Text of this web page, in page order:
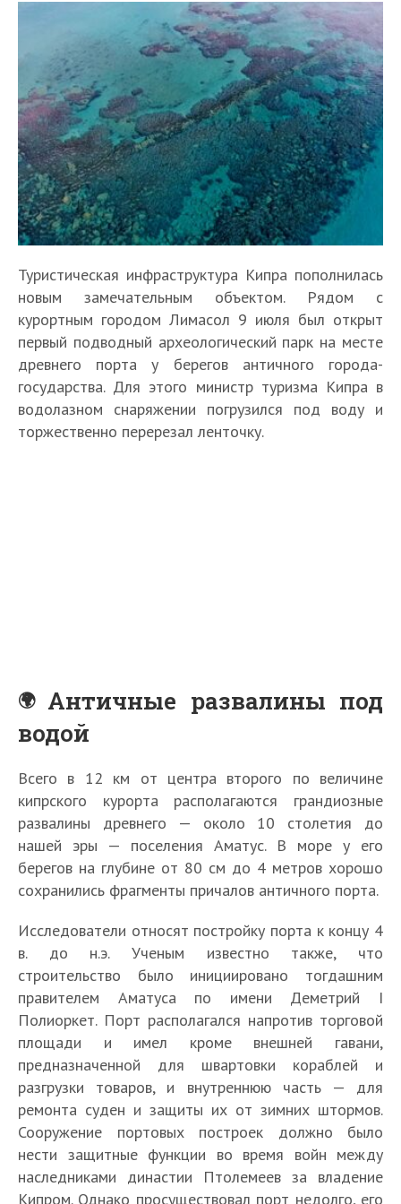
Туристическая инфраструктура Кипра пополнилась
новым замечательным объектом. Рядом с
курортным городом Лимасол 9 июля был открыт
первый подводный археологический парк на месте
древнего порта у берегов античного города-
государства. Для этого министр туризма Кипра в
водолазном снаряжении погрузился под воду и
торжественно перерезал ленточку.
Античные развалины под
водой
Всего в 12 км от центра второго по величине
кипрского курорта располагаются грандиозные
развалины древнего — около 10 столетия до
нашей эры — поселения Аматус. В море у его
берегов на глубине от 80 см до 4 метров хорошо
сохранились фрагменты причалов античного порта.
Исследователи относят постройку порта к концу 4
в. до н.э. Ученым известно также, что
строительство было инициировано тогдашним
правителем Аматуса по имени Деметрий I
Полиоркет. Порт располагался напротив торговой
площади и имел кроме внешней гавани,
предназначенной для швартовки кораблей и
разгрузки товаров, и внутреннюю часть — для
ремонта суден и защиты их от зимних штормов.
Сооружение портовых построек должно было
нести защитные функции во время войн между
наследниками династии Птолемеев за владение
Кипром. Однако просуществовал порт недолго, его